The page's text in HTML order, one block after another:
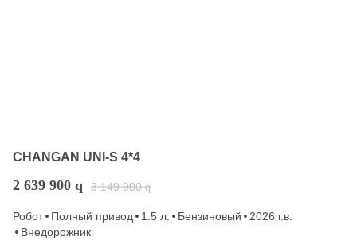
CHANGAN UNI-S 4*4
2 639 900 q 3 149 900 q
Робот Полный привод 1.5 л. Бензиновый
2026 г.в.
Внедорожник